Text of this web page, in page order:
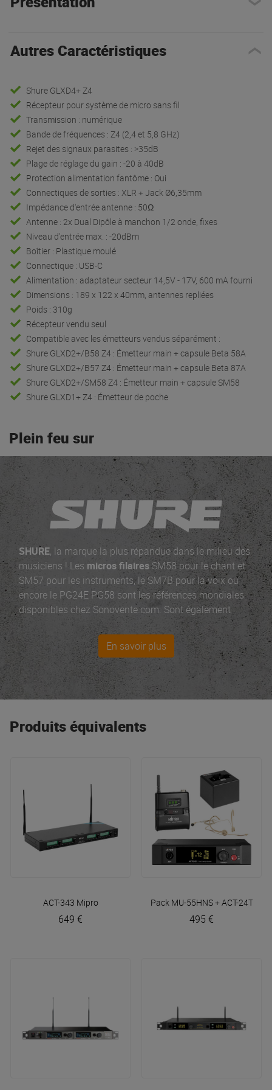
Autres Caractéristiques
Shure GLXD4+ Z4
Récepteur pour système de micro sans fil
Transmission : numérique
Bande de fréquences : Z4 (2,4 et 5,8 GHz)
Rejet des signaux parasites : >35dB
Plage de réglage du gain : -20 à 40dB
Protection alimentation fantôme : Oui
Connectiques de sorties : XLR + Jack Ø6,35mm
Impédance d'entrée antenne : 50Ω
Antenne : 2x Dual Dipôle à manchon 1/2 onde, fixes
Niveau d'entrée max. : -20dBm
Boîtier : Plastique moulé
Connectique : USB-C
Alimentation : adaptateur secteur 14,5V - 17V, 600 mA fourni
Dimensions : 189 x 122 x 40mm, antennes repliées
Poids : 310g
Récepteur vendu seul
Compatible avec les émetteurs vendus séparément :
Shure GLXD2+/B58 Z4 : Émetteur main + capsule Beta 58A
Shure GLXD2+/B57 Z4 : Émetteur main + capsule Beta 87A
Shure GLXD2+/SM58 Z4 : Émetteur main + capsule SM58
Shure GLXD1+ Z4 : Émetteur de poche
Plein feu sur
SHURE, la marque la plus répandue dans le milieu des
musiciens ! Les micros filairesSM58 pour le chant et
SM57 pour les instruments, le SM7B pour la voix ou
encore le PG24E PG58 sont les références mondiales
disponibles chez Sonovente.com. Sont également
disponibles les superbes
casques studio et DJ SRH, les
HF PGX et SLX, le micro tête de mort 55SH T2...
Shure a développé des micros USB qui rivalisent avec
leurs micros analogiques en termes de fiabilité et de
son. Les artistes font confiance à leurs
systèmes sans
filpour rester connectés lorsqu'il n'y a pas de place
accessible au plus grand nombre, en créant des
En savoir plus
Produits équivalents
ACT-343 Mipro
649 €
Pack MU-55HNS + ACT-24TC
495 €